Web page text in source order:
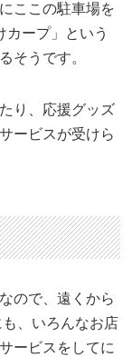
ここの駐車場を
カープ」という
そうです。
り、応援グッズ
ービスが受けら
ので、遠くから
、いろんなお店
ービスをしてに